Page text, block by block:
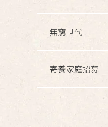
無窮世代
寄養家庭招募